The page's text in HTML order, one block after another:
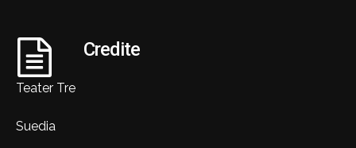
Credite
Teater Tre
Suedia